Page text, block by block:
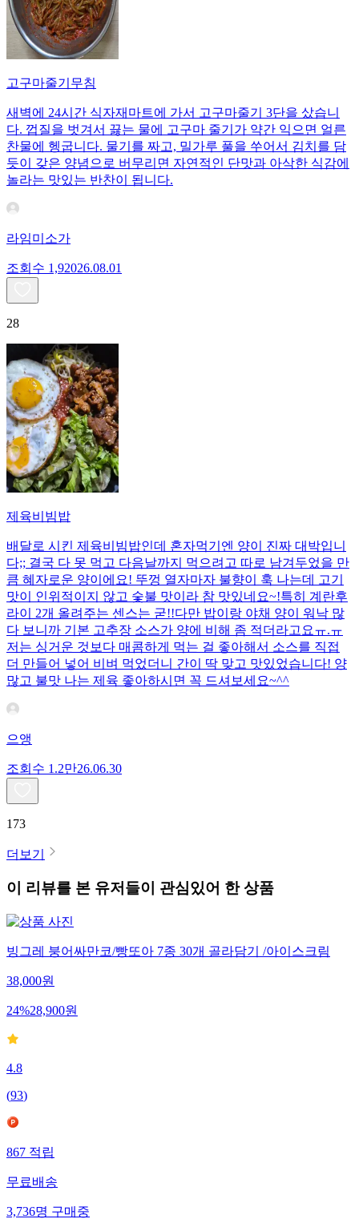
고구마줄기무침
새벽에 24시간 식자재마트에 가서 고구마줄기 3단을 샀습니
다. 껍질을 벗겨서 끓는 물에 고구마 줄기가 약간 익으면 얼른
찬물에 헹굽니다. 물기를 짜고, 밀가루 풀을 쑤어서 김치를 담
듯이 갖은 양념으로 버무리면 자연적인 단맛과 아삭한 식감에
놀라는 맛있는 반찬이 됩니다.
라임미소가
조회수 1,92026.08.01
28
제육비빔밥
배달로 시킨 제육비빔밥인데 혼자먹기엔 양이 진짜 대박입니
다;; 결국 다 못 먹고 다음날까지 먹으려고 따로 남겨두었을 만
큼 혜자로운 양이에요! 뚜껑 열자마자 불향이 훅 나는데 고기
맛이 인위적이지 않고 숯불 맛이라 참 맛있네요~!특히 계란후
라이 2개 올려주는 센스는 굳!! ​다만 밥이랑 야채 양이 워낙 많
다 보니까 기본 고추장 소스가 양에 비해 좀 적더라고요ㅠ.ㅠ
저는 싱거운 것보다 매콤하게 먹는 걸 좋아해서 소스를 직접
더 만들어 넣어 비벼 먹었더니 간이 딱 맞고 맛있었습니다! 양
많고 불맛 나는 제육 좋아하시면 꼭 드셔보세요~^^
으앵
조회수 1.2만26.06.30
173
더보기
이 리뷰를 본 유저들이 관심있어 한 상품
빙그레 붕어싸만코/빵또아 7종 30개 골라담기 /아이스크림
38,000원
24%28,900원
4.8
(93)
867 적립
무료배송
3,736명 구매중